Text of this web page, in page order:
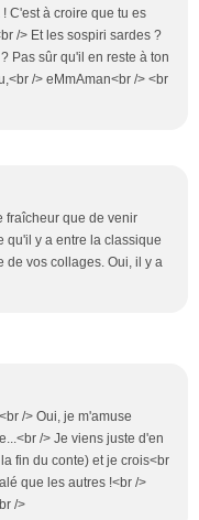
C'est à croire que tu es
/> Et les sospiri sardes ?
Pas sûr qu'il en reste à ton
/> eMmAman<br /> <br
fraîcheur que de venir
qu'il y a entre la classique
de vos collages. Oui, il y a
/> Oui, je m'amuse
/> Je viens juste d'en
fin du conte) et je crois<br
que les autres !<br />
/>